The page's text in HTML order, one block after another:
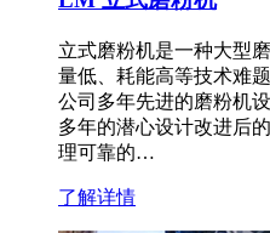
立式磨粉机是一种大型
量低、耗能高等技术难
公司多年先进的磨粉机
多年的潜心设计改进后
理可靠的…
了解详情